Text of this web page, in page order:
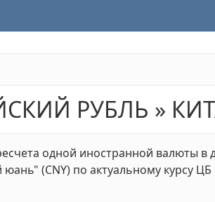
РУБЛЬ »
одной иностранной валюты
(CNY) по актуальному курсу